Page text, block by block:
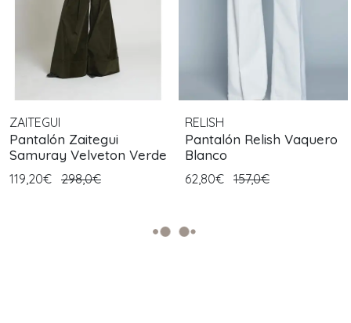
ZAITEGUI
Pantalón Zaitegui
Samuray Velveton Verde
119,20€ 298,0€
RELISH
Pantalón Relish Vaquero
Blanco
62,80€ 157,0€